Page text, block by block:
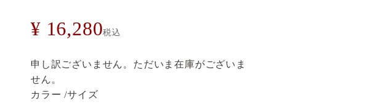
¥ 16,280税込
申し訳ございません。ただいま在庫がございま
せん。
カラー
サイズ